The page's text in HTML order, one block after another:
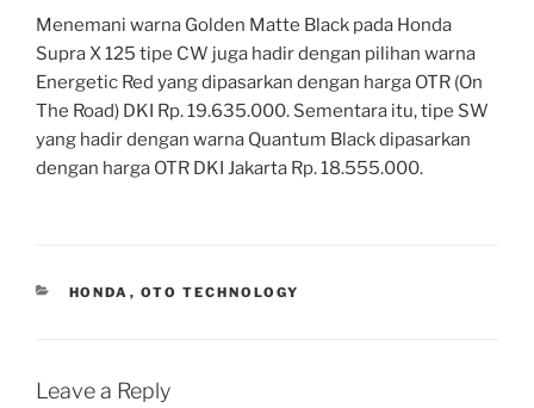
Menemani warna Golden Matte Black pada Honda
Supra X 125 tipe CW juga hadir dengan pilihan warna
Energetic Red yang dipasarkan dengan harga OTR (On
The Road) DKI Rp. 19.635.000. Sementara itu, tipe SW
yang hadir dengan warna Quantum Black dipasarkan
dengan harga OTR DKI Jakarta Rp. 18.555.000.
CATEGORIES
HONDA , OTO TECHNOLOGY
Leave a Reply